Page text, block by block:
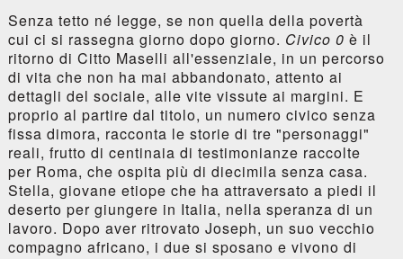
Senza tetto né legge, se non quella della povertà
cui ci si rassegna giorno dopo giorno. Civico 0 è il
ritorno di Citto Maselli all'essenziale, in un percorso
di vita che non ha mai abbandonato, attento ai
dettagli del sociale, alle vite vissute ai margini. E
proprio al partire dal titolo, un numero civico senza
fissa dimora, racconta le storie di tre "personaggi"
reali, frutto di centinaia di testimonianze raccolte
per Roma, che ospita più di diecimila senza casa.
Stella, giovane etiope che ha attraversato a piedi il
deserto per giungere in Italia, nella speranza di un
lavoro. Dopo aver ritrovato Joseph, un suo vecchio
compagno africano, i due si sposano e vivono di